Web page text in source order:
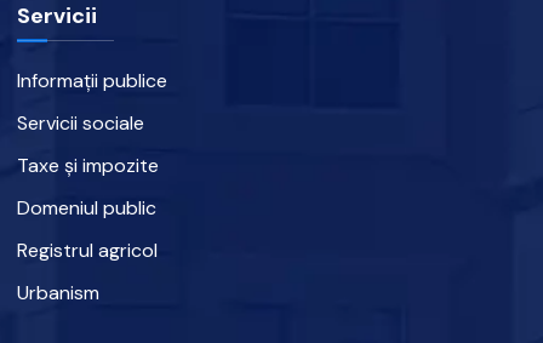
Servicii
Informații publice
Servicii sociale
Taxe și impozite
Domeniul public
Registrul agricol
Urbanism